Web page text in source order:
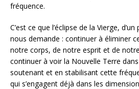
fréquence.
C’est ce que l’éclipse de la Vierge,
nous demande : continuer à éliminer
notre corps, de notre esprit et de
continuer à voir la Nouvelle Terre
soutenant et en stabilisant cette
qui s’engagent déjà dans les